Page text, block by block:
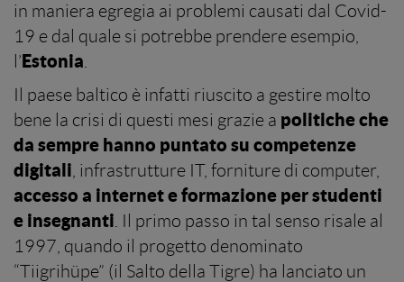
in maniera egregia ai problemi causati dal Covid-
19 e dal quale si potrebbe prendere esempio,
l’Estonia
Il paese baltico è infatti riuscito a gestire molto
bene la crisi di questi mesi grazie a politiche che
da sempre hanno puntato su competenze
digitali , infrastrutture IT, forniture di computer,
accesso a internet e formazione per studenti
e insegnanti . Il primo passo in tal senso risale al
1997, quando il progetto denominato
“Tiigrihüpe” (il Salto della Tigre) ha lanciato un